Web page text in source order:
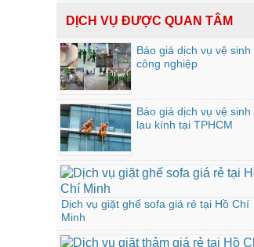
DỊCH VỤ ĐƯỢC QUAN TÂM
Báo giá dịch vụ vệ sinh
công nghiệp
Báo giá dịch vụ vệ sinh
lau kính tại TPHCM
Dịch vụ giặt ghế sofa giá rẻ tại Hồ Chí
Minh